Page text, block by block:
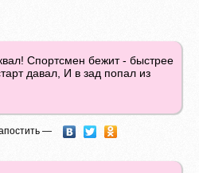
Спортсмен бежит - быстрее
давал, И в зад попал из
—